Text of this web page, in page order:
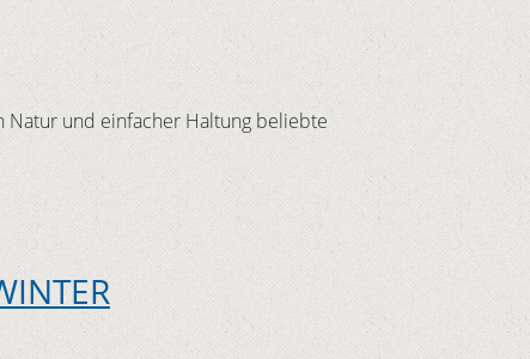
und einfacher Haltung beliebte